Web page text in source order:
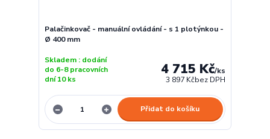
Palačinkovač - manuální ovládání - s 1 plotýnkou -
Ø 400 mm
4 715 Kč/ks
3 897 Kčbez DPH
Skladem : dodání
do 6-8 pracovních
dní 10 ks
Přidat do košíku